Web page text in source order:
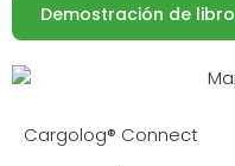
Demostración de libro
Cargolog® Connect